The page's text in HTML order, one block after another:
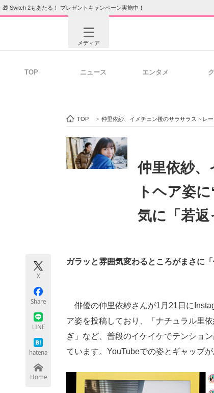
🎁 Switch 2もあたる！ プレゼントキャンペーン実施中！
メディア
ビジネスと働き方のヒント
ITエンジニア向け専門サイト 企業
TOP ニュース エンタメ
TOP > 仲里依紗、イメチェン後のサラサラストレ
仲里依紗
トヘア姿
気に「若返
X
Share
LINE
hatena
Home
ガラッと雰囲気変わるところがまさに「
俳優の仲里依紗さんが1月21日に
ア姿を投稿しており、「ナチュラル里
ぎ」など、普段のイケイケでテンショ
ています。YouTubeでの姿とギャップ